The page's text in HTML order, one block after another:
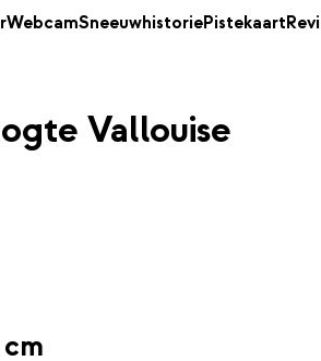
WebcamSneeuwhistoriePistekaart
Vallouise